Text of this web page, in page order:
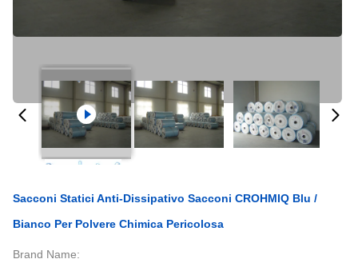
Sacconi Statici Anti-Dissipativo Sacconi CROHMIQ Blu /
Bianco Per Polvere Chimica Pericolosa
Brand Name: